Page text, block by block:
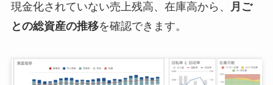
現金化されていない売上残高、在庫高から、
月ご
との総資産の推移を確認できます。